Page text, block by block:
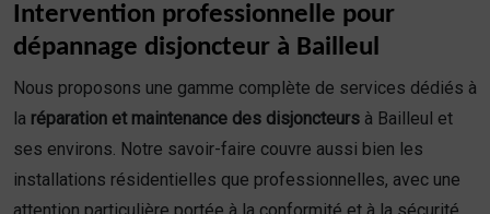
Intervention professionnelle pour
dépannage disjoncteur à Bailleul
Nous proposons une gamme complète de services dédiés à
la réparation et maintenance des disjoncteurs à Bailleul et
ses environs. Notre savoir-faire couvre aussi bien les
installations résidentielles que professionnelles, avec une